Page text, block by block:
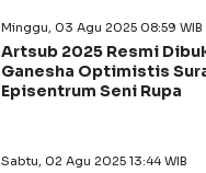
Minggu, 03 Agu 2025 08:59 WIB
Artsub 2025 Resmi
Ganesha Optimistis
Episentrum Seni Rupa
Sabtu, 02 Agu 2025 13:44 WIB